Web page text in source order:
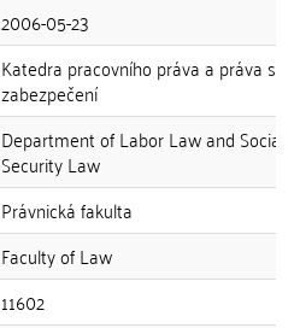
2006-05-23
Katedra pracovního práva a práva
zabezpečení
Department of Labor Law and Social
Security Law
Právnická fakulta
Faculty of Law
11602